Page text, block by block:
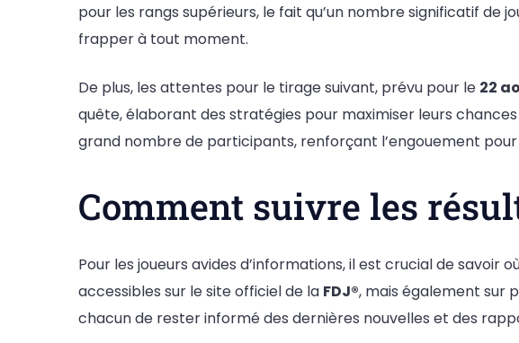
pour les rangs supérieurs, le fait qu’un nombre significatif
frapper à tout moment.
De plus, les attentes pour le tirage suivant, prévu pour le 22
quête, élaborant des stratégies pour maximiser leurs
grand nombre de participants, renforçant l’engouement
Comment suivre les
Pour les joueurs avides d’informations, il est crucial de
accessibles sur le site officiel de la FDJ®, mais également sur
chacun de rester informé des dernières nouvelles et des